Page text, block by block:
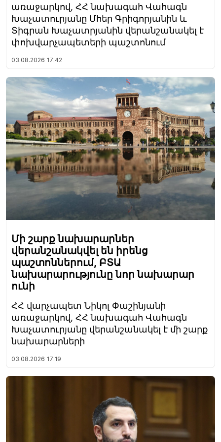
առաջարկով, ՀՀ նախագահ Վահագն
Խաչատուրյանը Մհեր Գրիգորյանին և
Տիգրան Խաչատրյանին վերանշանակել է
փոխվարչապետերի պաշտոնում
03.08.2026 17:42
Մի շարք նախարարներ
վերանշանակվել են իրենց
պաշտոններում, ԲՏԱ
նախարարությունը նոր նախարար
ունի
ՀՀ վարչապետ Նիկոլ Փաշինյանի
առաջարկով, ՀՀ նախագահ Վահագն
Խաչատուրյանը վերանշանակել է մի շարք
նախարարների
03.08.2026 17:19